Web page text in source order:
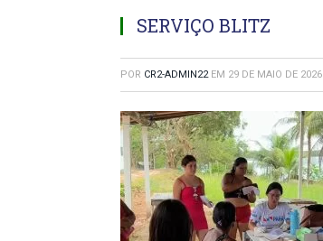
SERVIÇO BLITZ
POR CR2-ADMIN22 EM 29 DE MAIO DE 2026